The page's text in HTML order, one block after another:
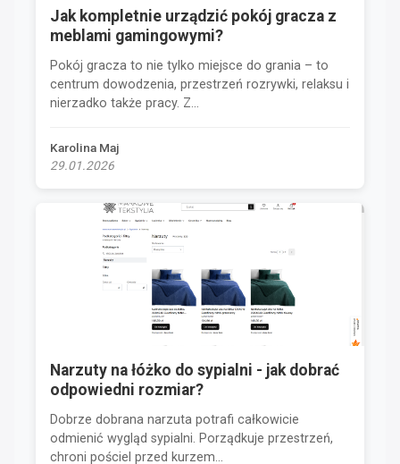
Jak kompletnie urządzić pokój gracza z
meblami gamingowymi?
Pokój gracza to nie tylko miejsce do grania – to
centrum dowodzenia, przestrzeń rozrywki, relaksu i
nierzadko także pracy. Z...
Karolina Maj
29.01.2026
Narzuty na łóżko do sypialni - jak dobrać
odpowiedni rozmiar?
Dobrze dobrana narzuta potrafi całkowicie
odmienić wygląd sypialni. Porządkuje przestrzeń,
chroni pościel przed kurzem...